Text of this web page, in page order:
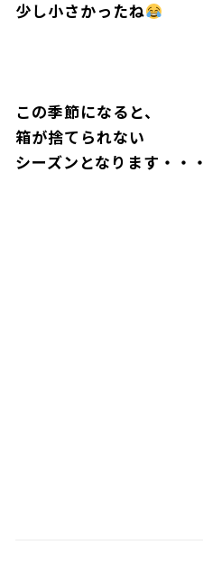
少し小さかったね
この季節になると、
箱が捨てられない
シーズンとなります・・・